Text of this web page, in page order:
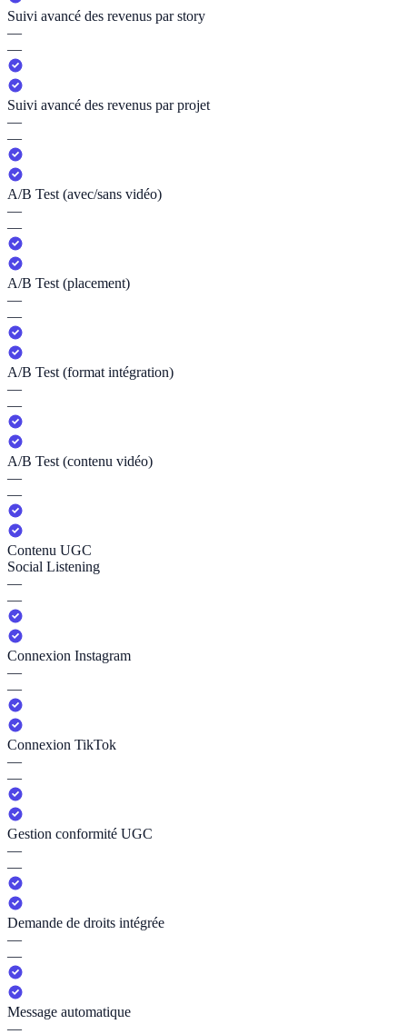
Suivi avancé des revenus par story
—
—
Suivi avancé des revenus par projet
—
—
A/B Test (avec/sans vidéo)
—
—
A/B Test (placement)
—
—
A/B Test (format intégration)
—
—
A/B Test (contenu vidéo)
—
—
Contenu UGC
Social Listening
—
—
Connexion Instagram
—
—
Connexion TikTok
—
—
Gestion conformité UGC
—
—
Demande de droits intégrée
—
—
Message automatique
—